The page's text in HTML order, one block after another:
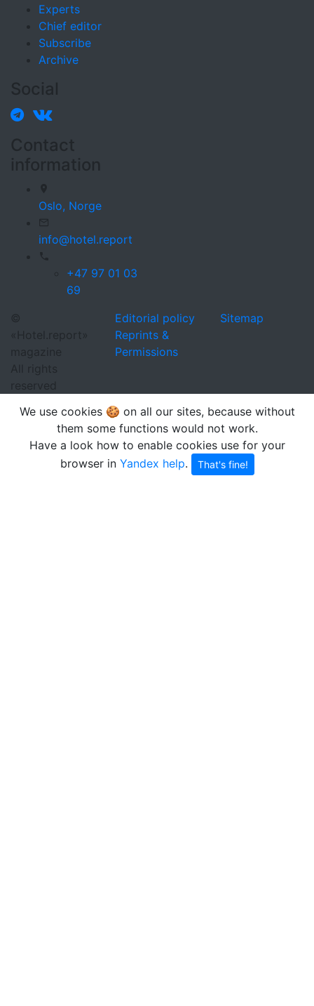
Experts
Chief editor
Subscribe
Archive
Social
Contact
information
Oslo, Norge
info@hotel.report
+47 97 01 03
69
©
«Hotel.report»
magazine
All rights
reserved
Editorial policy
Reprints &
Permissions
Sitemap
We use cookies 🍪 on all our sites, because without
them some functions would not work.
Have a look how to enable cookies use for your
browser in Yandex help. That's fine!